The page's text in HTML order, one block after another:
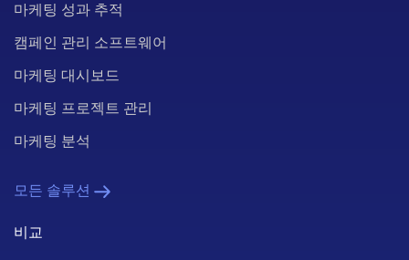
마케팅 성과 추적
캠페인 관리 소프트웨어
마케팅 대시보드
마케팅 프로젝트 관리
마케팅 분석
모든 솔루션
비교